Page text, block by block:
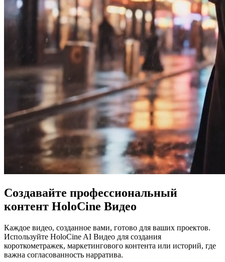
Создавайте профессиональный
контент HoloCine Видео
Каждое видео, созданное вами, готово для ваших проектов.
Используйте HoloCine AI Видео для создания
короткометражек, маркетингового контента или историй, где
важна согласованность нарратива.